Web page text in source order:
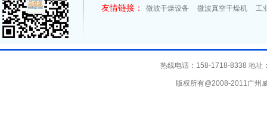
友情链接： 微波干燥设备 微波真空干燥机 工
热线电话：158-1718-8338 地址
版权所有@2008-2011广州